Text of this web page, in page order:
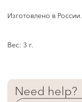
Изготовлено в России.
Вес: 3 г.
Need help?